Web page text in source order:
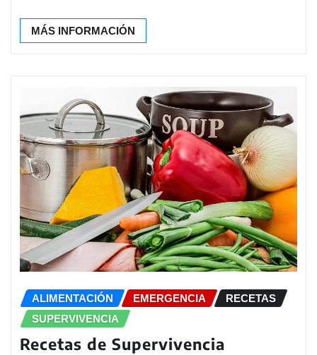
MÁS INFORMACIÓN
ALIMENTACIÓN EMERGENCIA
RECETAS
SUPERVIVENCIA
Recetas de Supervivencia